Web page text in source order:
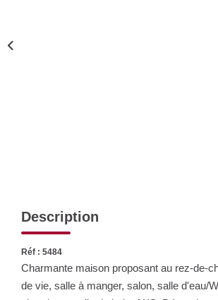
Description
Réf : 5484
Charmante maison proposant au rez-de-
de vie, salle à manger, salon, salle d'eau/